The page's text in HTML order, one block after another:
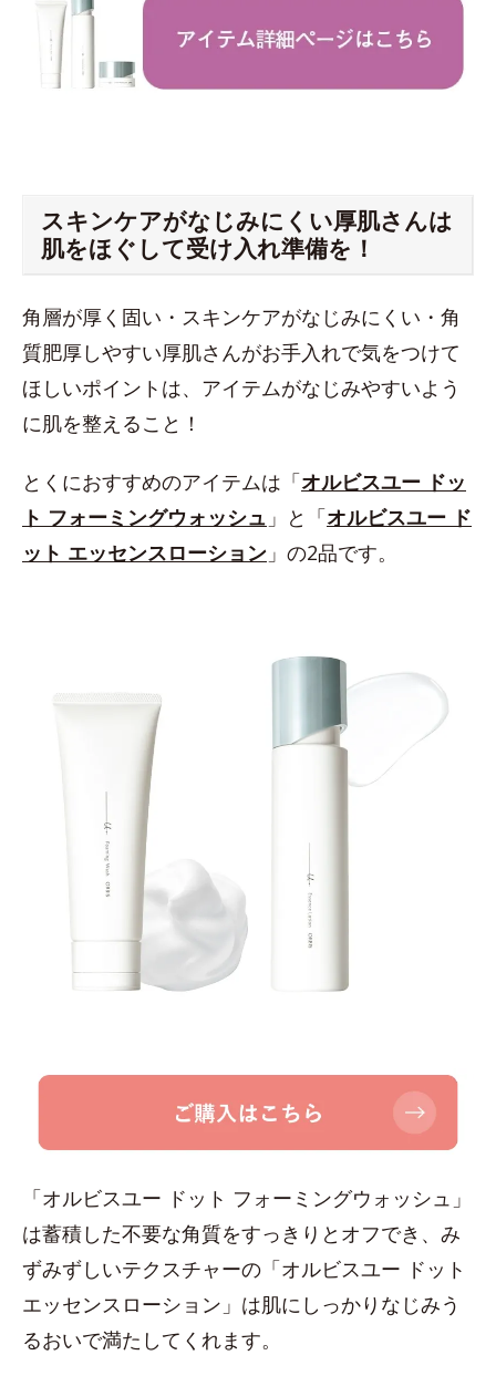
スキンケアがなじみにくい厚肌さんは
肌をほぐして受け入れ準備を！
角層が厚く固い・スキンケアがなじみにくい・角
質肥厚しやすい厚肌さんがお手入れで気をつけて
ほしいポイントは、アイテムがなじみやすいよう
に肌を整えること！
とくにおすすめのアイテムは「オルビスユー ドッ
ト フォーミングウォッシュ 」と「オルビスユー ド
ット エッセンスローション 」の2品です。
「オルビスユー ドット フォーミングウォッシュ」
は蓄積した不要な角質をすっきりとオフでき、み
ずみずしいテクスチャーの「オルビスユー ドット
エッセンスローション」は肌にしっかりなじみう
るおいで満たしてくれます。